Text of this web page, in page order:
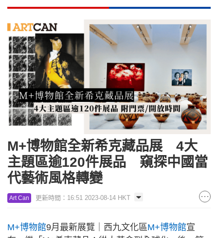
M+博物館全新希克藏品展 4大
主題區逾120件展品 窺探中國當
代藝術風格轉變
Art Can 更新時間：16:51 2023-08-14 HKT
M+博物館9月最新展覽｜西九文化區M+博物館宣